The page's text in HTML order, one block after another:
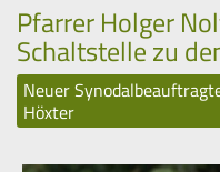
Pfarrer Holger
Schaltstelle zu
Neuer
Höxter